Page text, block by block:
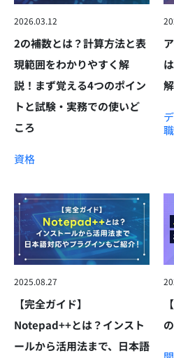
2026.03.12
2の補数とは？計算方法と表
現範囲をわかりやすく解
説！まず覚える4つのポイン
トと試験・実務での使いど
ころ
資格
2025.08.27
【完全ガイド】
Notepad++とは？インスト
ールから活用法まで、日本語